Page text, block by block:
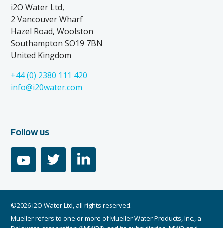
i2O Water Ltd,
2 Vancouver Wharf
Hazel Road, Woolston
Southampton SO19 7BN
United Kingdom
+44 (0) 2380 111 420
info@i20water.com
Follow us
youtube linkedin
©2026 i2O Water Ltd, all rights reserved.
Mueller refers to one or more of Mueller Water Products, Inc., a